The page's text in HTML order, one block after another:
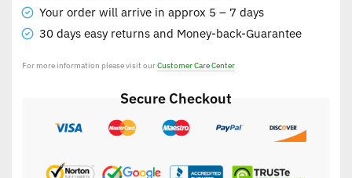
Your order will arrive in approx 5 – 7 days
30 days easy returns and Money-back-Guarantee
For more information please visit ourCustomer Care Center
Secure Checkout